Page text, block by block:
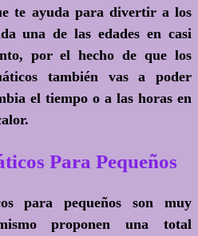
te ayuda para divertir a los
una de las edades en casi
por el hecho de que los
también vas a poder
el tiempo o a las horas en
Para Pequeños
para pequeños son muy
proponen una total